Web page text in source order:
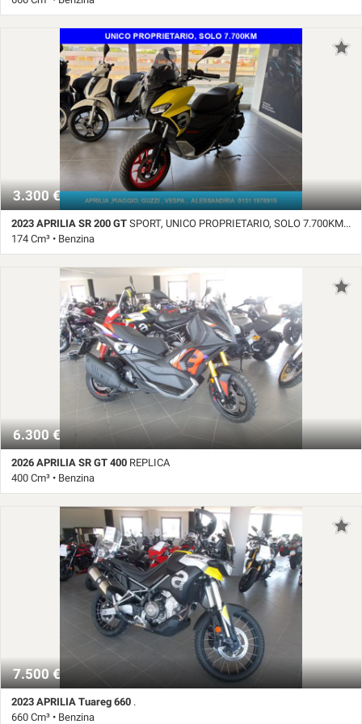
11.507 Km • Cambio Manuale (6) • Blu pastello
3.300 €
2023 APRILIA SR 200 GT SPORT, UNICO PROPRIETARIO, SOLO 7.700KM COME NUOVO
174 Cm³ • Benzina
7.775 Km • Cambio Automatico • Giallo pastello • ABS • Accensione
elettrica • Catalizzatore • Parabrezza
6.300 €
2026 APRILIA SR GT 400 REPLICA
400 Cm³ • Benzina
1.200 Km • Cambio Automatico • Nero pastello
7.500 €
2023 APRILIA Tuareg 660 .
660 Cm³ • Benzina
impostazioni